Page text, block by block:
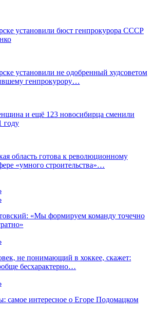
установили бюст генпрокурора СССР
установили не одобренный худсоветом
генпрокурору…
и ещё 123 новосибирца сменили
году
область готова к революционному
«умного строительства»…
«Мы формируем команду точечно
не понимающий в хоккее, скажет:
бесхарактерно…
самое интересное о Егоре Подомацком